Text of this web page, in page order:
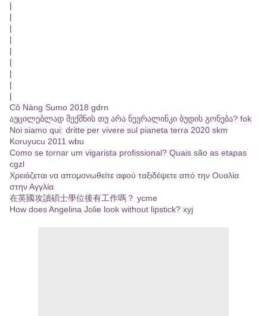
|
|
|
|
|
|
|
|
|
Cô Nàng Sumo 2018 gdrn
აუცილებლად შექმნის თუ არა ნევრალინკი ბუდის გონება? fok
Noi siamo qui: dritte per vivere sul pianeta terra 2020 skm
Koruyucu 2011 wbu
Como se tornar um vigarista profissional? Quais são as etapas
cgzl
Χρειάζεται να απομονωθείτε αφού ταξιδέψετε από την Ουαλία
στην Αγγλία
在英國攻讀碩士學位後有工作嗎？ ycme
How does Angelina Jolie look without lipstick? xyj